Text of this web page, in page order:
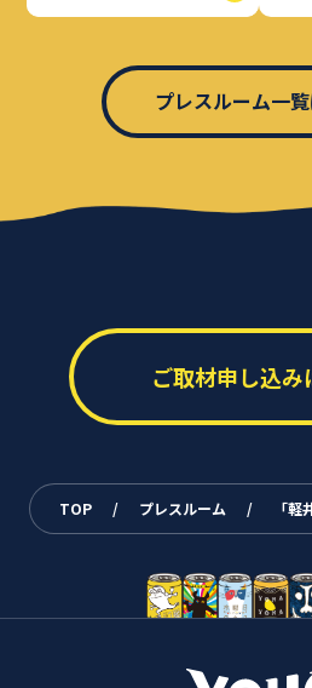
プレスルーム一
ご取材申し込み
TOP / プレスルーム / 「